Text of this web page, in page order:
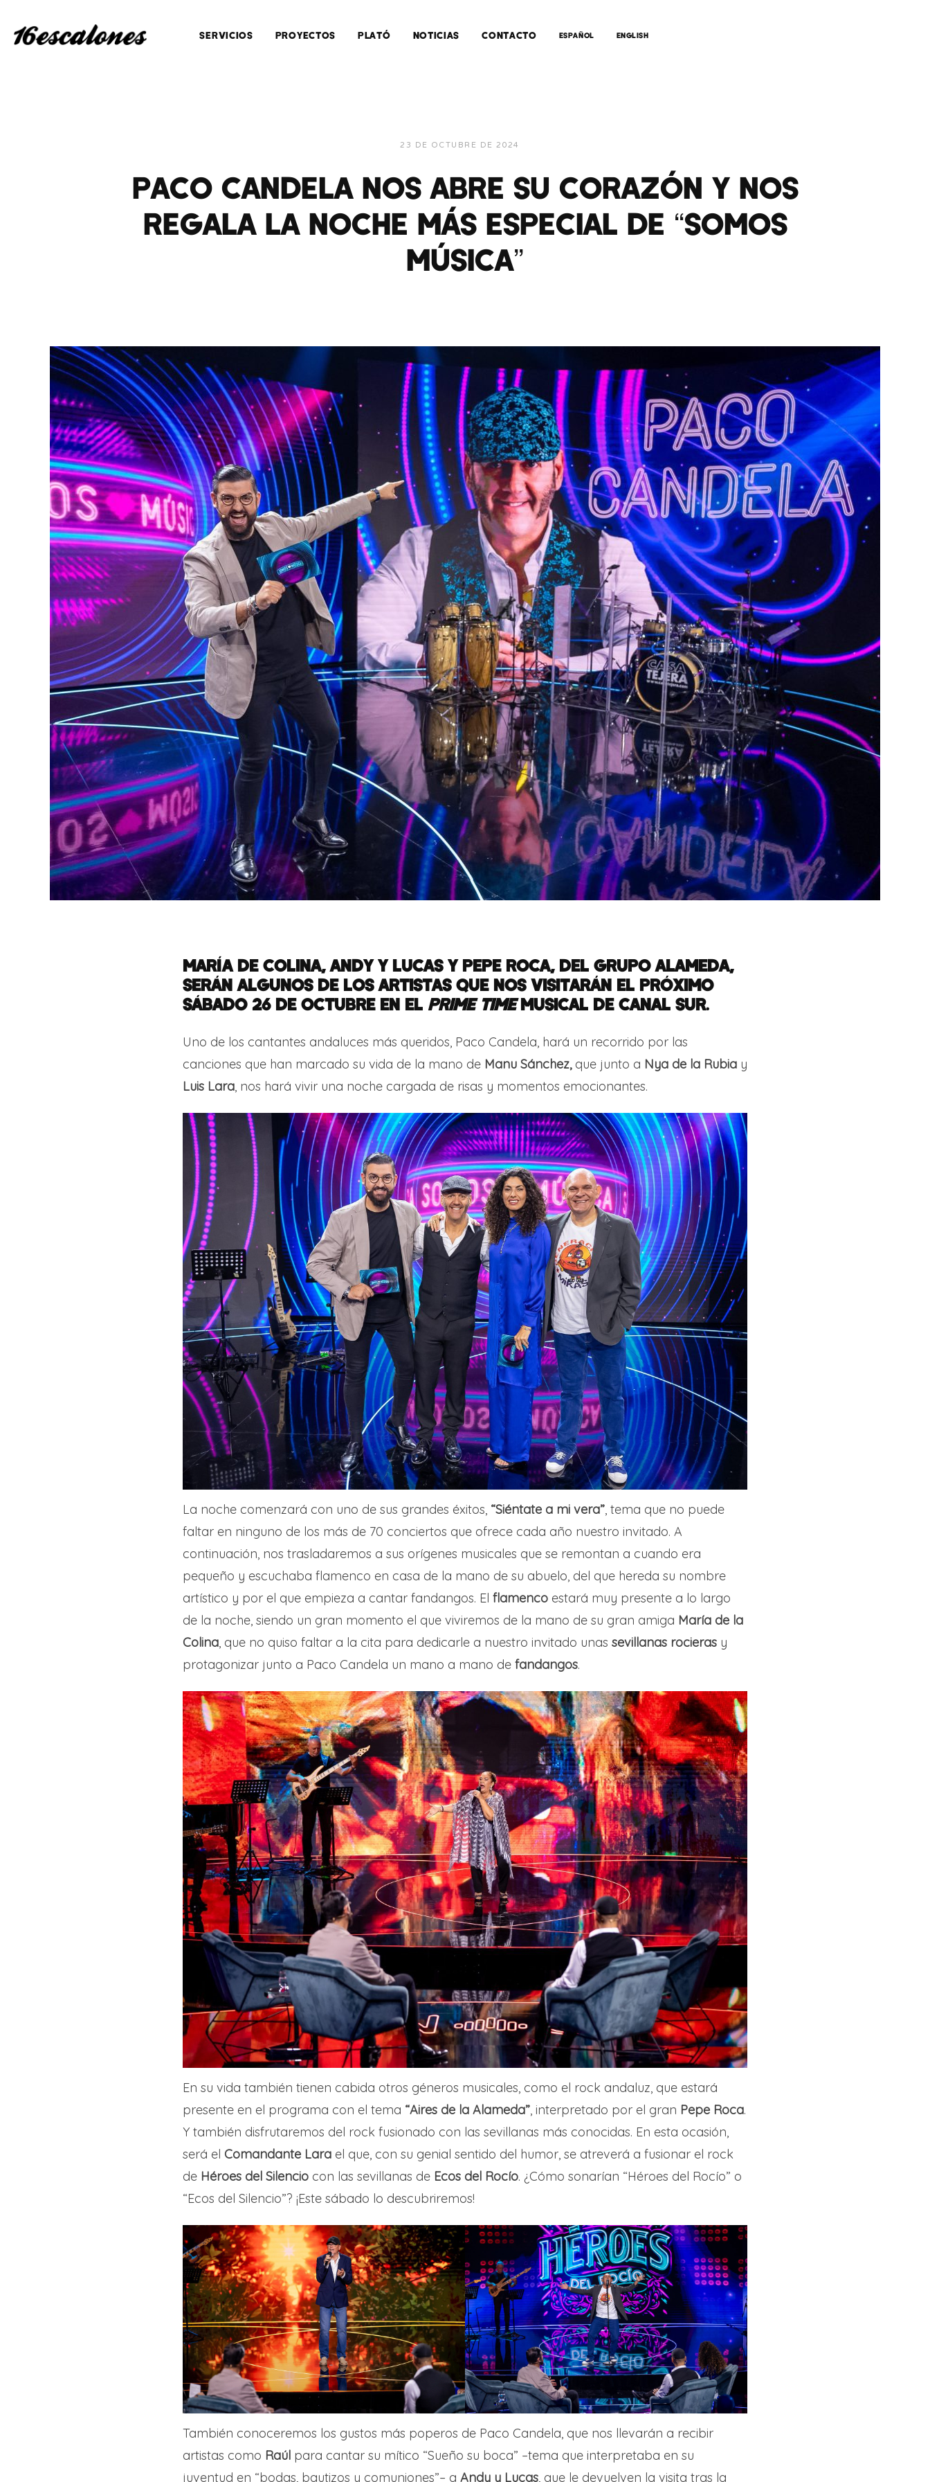
SERVICIOS PROYECTOS PLATÓ NOTICIAS CONTACTO ESPAÑOL ENGLISH
23 DE OCTUBRE DE 2024
PACO CANDELA NOS ABRE SU CORAZÓN Y NOS
REGALA LA NOCHE MÁS ESPECIAL DE “SOMOS
MÚSICA”
MARÍA DE COLINA, ANDY Y LUCAS Y PEPE ROCA, DEL GRUPO ALAMEDA,
SERÁN ALGUNOS DE LOS ARTISTAS QUE NOS VISITARÁN EL PRÓXIMO
SÁBADO 26 DE OCTUBRE EN EL PRIME TIMEMUSICAL DE CANAL SUR.
Uno de los cantantes andaluces más queridos, Paco Candela, hará un recorrido por las
canciones que han marcado su vida de la mano de Manu Sánchez,que junto a Nya de la Rubiay
Luis Lara, nos hará vivir una noche cargada de risas y momentos emocionantes.
La noche comenzará con uno de sus grandes éxitos, “Siéntate a mi vera”, tema que no puede
faltar en ninguno de los más de 70 conciertos que ofrece cada año nuestro invitado. A
continuación, nos trasladaremos a sus orígenes musicales que se remontan a cuando era
pequeño y escuchaba flamenco en casa de la mano de su abuelo, del que hereda su nombre
artístico y por el que empieza a cantar fandangos. El flamencoestará muy presente a lo largo
de la noche, siendo un gran momento el que viviremos de la mano de su gran amiga María de la
Colina, que no quiso faltar a la cita para dedicarle a nuestro invitado unas sevillanas rocierasy
protagonizar junto a Paco Candela un mano a mano defandangos.
En su vida también tienen cabida otros géneros musicales, como el rock andaluz, que estará
presente en el programa con el tema “Aires de la Alameda”, interpretado por el gran Pepe Roca.
Y también disfrutaremos del rock fusionado con las sevillanas más conocidas. En esta ocasión,
será el Comandante Larael que, con su genial sentido del humor, se atreverá a fusionar el rock
de Héroes del Silenciocon las sevillanas de Ecos del Rocío. ¿Cómo sonarían “Héroes del Rocío” o
“Ecos del Silencio”? ¡Este sábado lo descubriremos!
También conoceremos los gustos más poperos de Paco Candela, que nos llevarán a recibir
artistas como Raúlpara cantar su mítico “Sueño su boca” –tema que interpretaba en su
juventud en “bodas, bautizos y comuniones”– a Andy y Lucas, que le devuelven la visita tras la